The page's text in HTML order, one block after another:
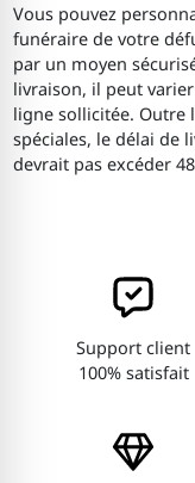
Vous pouvez
funéraire de votre
par un moyen
livraison, il peut
ligne sollicitée. Outre
spéciales, le délai de
devrait pas excéder
Support client
100% satisfait